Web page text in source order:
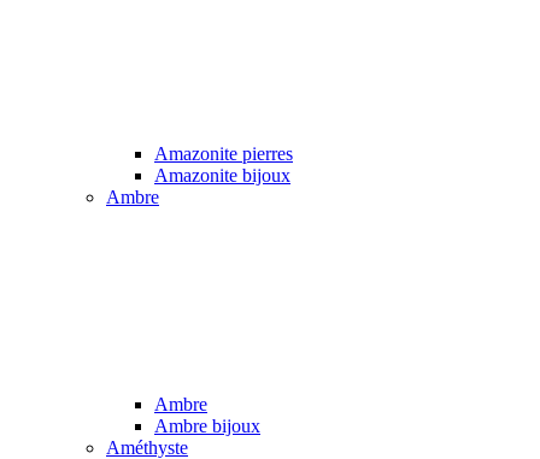
Amazonite pierres
Amazonite bijoux
Ambre
Ambre
Ambre bijoux
Améthyste